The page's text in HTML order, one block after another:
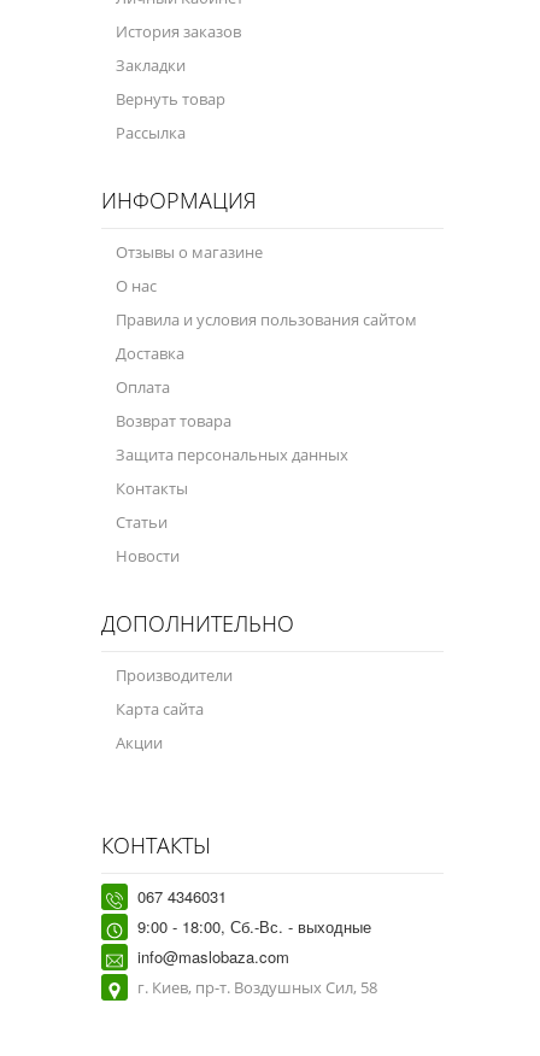
История заказов
Закладки
Вернуть товар
Рассылка
ИНФОРМАЦИЯ
Отзывы о магазине
О нас
Правила и условия пользования сайтом
Доставка
Оплата
Возврат товара
Защита персональных данных
Контакты
Статьи
Новости
ДОПОЛНИТЕЛЬНО
Производители
Карта сайта
Акции
КОНТАКТЫ
067 4346031
9:00 - 18:00, Сб.-Вс. - выходные
info@maslobaza.com
г. Киев, пр-т. Воздушных Сил, 58